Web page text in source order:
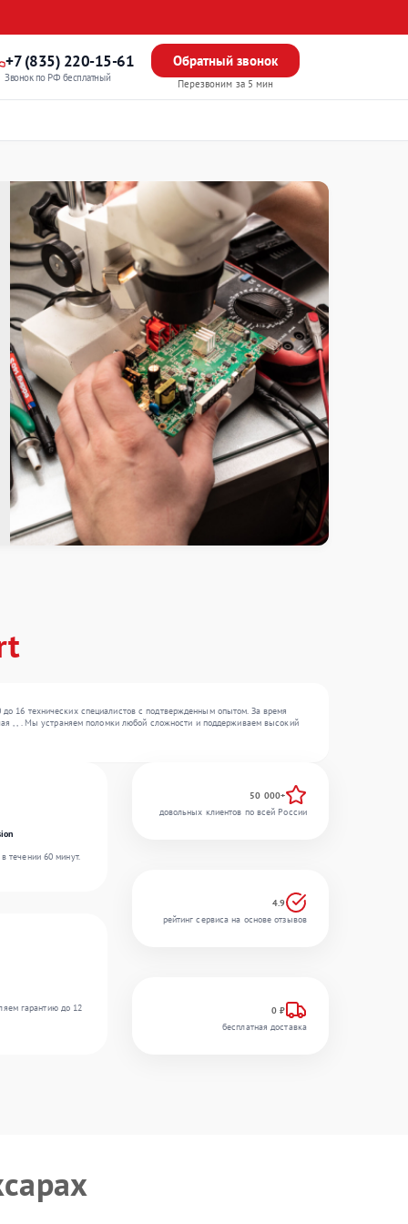
+7 (835) 220-15-61
Звонок по РФ бесплатный
Обратный звонок
Перезвоним за 5 мин
16 технических специалистов с подтвержденным опытом. За время
, , . Мы устраняем поломки любой сложности и поддерживаем высокий
течении 60 минут.
гарантию до 12
50 000+
довольных клиентов по всей России
4.9
рейтинг сервиса на основе отзывов
0 ₽
бесплатная доставка